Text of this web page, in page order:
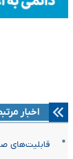
اخبار
قابلیت‌های